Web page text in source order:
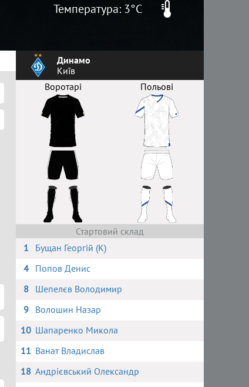
Температура: 3°C
Динамо
Київ
Воротарі
Польові
Стартовий склад
1
Бущан Георгій (К)
4
Попов Денис
8
Шепелєв Володимир
9
Волошин Назар
10 Шапаренко Микола
11 Ванат Владислав
18 Андрієвський Олександр